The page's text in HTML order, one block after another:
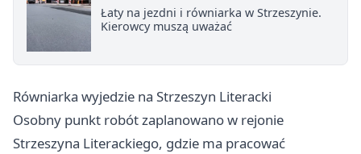
Łaty na jezdni i równiarka w Strzeszynie.
Kierowcy muszą uważać
Równiarka wyjedzie na Strzeszyn Literacki
Osobny punkt robót zaplanowano w rejonie
Strzeszyna Literackiego, gdzie ma pracować